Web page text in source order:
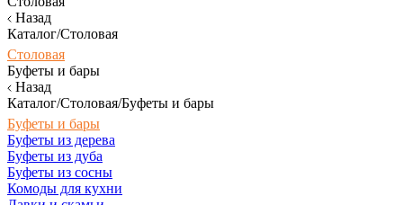
Назад
Каталог/Столовая
Столовая
Буфеты и бары
Назад
Каталог/Столовая/Буфеты и бары
Буфеты и бары
Буфеты из дерева
Буфеты из дуба
Буфеты из сосны
Комоды для кухни